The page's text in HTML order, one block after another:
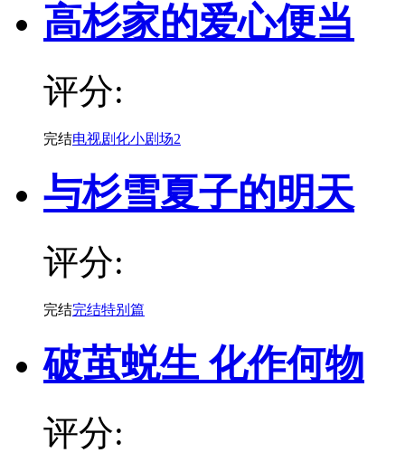
高杉家的爱心便当
评分:
完结电视剧化小剧场2
与杉雪夏子的明天
评分:
完结完结特别篇
破茧蜕生 化作何物
评分: